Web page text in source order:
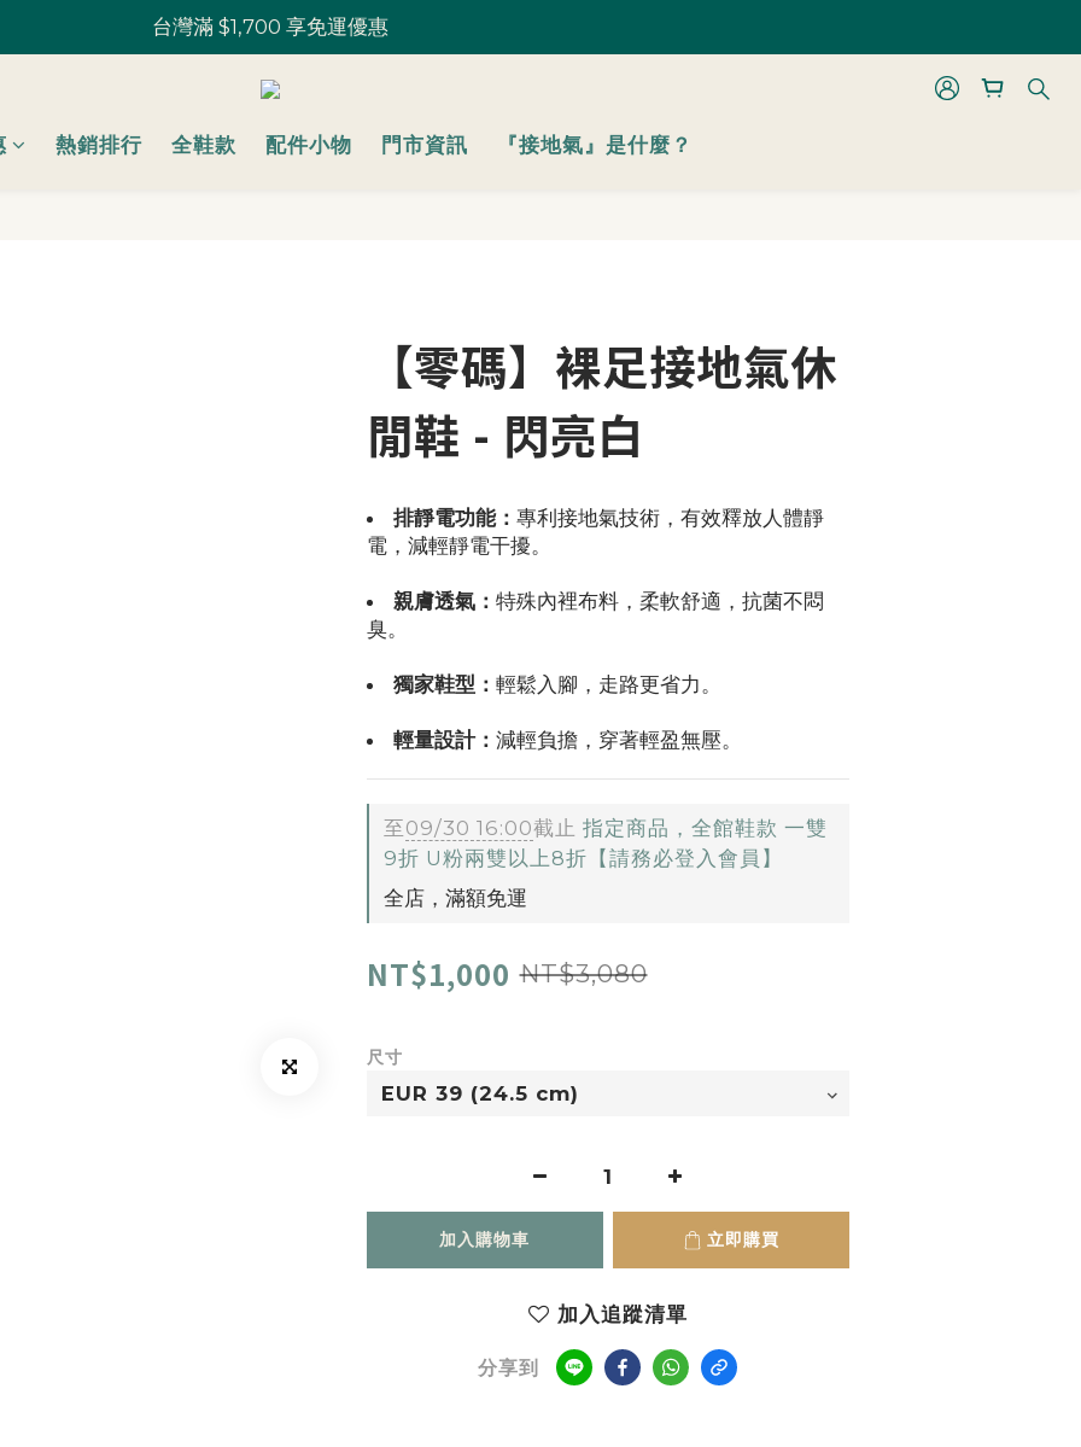
款 一雙9折 U粉兩雙以上8折 (請務必登入)｜部分鞋款 52 折起
U粉就是你！加入會員 $200 購物金馬上用~
款 一雙9折 U粉兩雙以上8折 (請務必登入)｜部分鞋款 52 折起
熱銷排行 全鞋款 配件小物 門市資訊 『接地氣』是什麼？
【零碼】裸足接地氣休
閒鞋 - 閃亮白
排靜電功能：專利接地氣技術，有效釋放人體靜
電，減輕靜電干擾。
親膚透氣：特殊內裡布料，柔軟舒適，抗菌不悶
臭。
獨家鞋型：輕鬆入腳，走路更省力。
輕量設計：減輕負擔，穿著輕盈無壓。
至09/30 16:00截止 指定商品，全館鞋款 一雙
9折 U粉兩雙以上8折【請務必登入會員】
全店，滿額免運
NT$1,000 NT$3,080
尺寸
加入購物車 立即購買
加入追蹤清單
分享到